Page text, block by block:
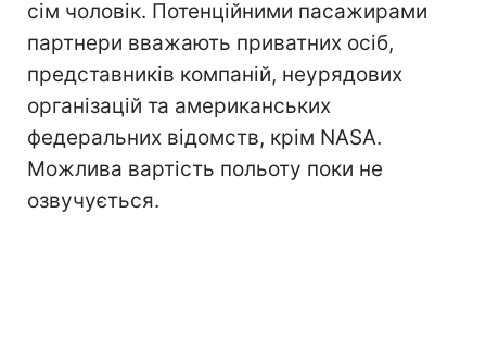
сім чоловік. Потенційними пасажирами
партнери вважають приватних осіб,
представників компаній, неурядових
організацій та американських
федеральних відомств, крім NASA.
Можлива вартість польоту поки не
озвучується.